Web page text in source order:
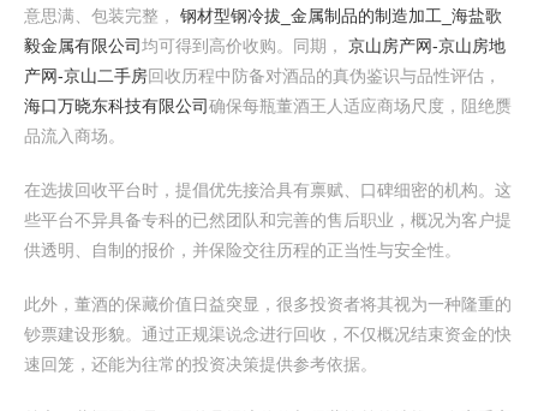
意思满、包装完整， 钢材型钢冷拔_金属制品的制造加工_海盐歌
毅金属有限公司均可得到高价收购。同期， 京山房产网-京山房地
产网-京山二手房回收历程中防备对酒品的真伪鉴识与品性评估，
海口万晓东科技有限公司确保每瓶董酒王人适应商场尺度，阻绝赝
品流入商场。
在选拔回收平台时，提倡优先接洽具有禀赋、口碑细密的机构。这
些平台不异具备专科的已然团队和完善的售后职业，概况为客户提
供透明、自制的报价，并保险交往历程的正当性与安全性。
此外，董酒的保藏价值日益突显，很多投资者将其视为一种隆重的
钞票建设形貌。通过正规渠说念进行回收，不仅概况结束资金的快
速回笼，还能为往常的投资决策提供参考依据。